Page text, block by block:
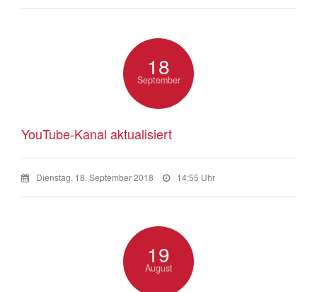
18
September
YouTube-Kanal aktualisiert
Dienstag, 18. September 2018 14:55 Uhr
19
August